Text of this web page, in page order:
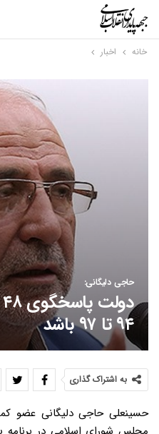
خانه اخبار
حاجی دلیگانی:
۹۴ تا ۹۷ باشد
به اشتراک گذاری
حسینعلی حاجی دلیگانی عضو